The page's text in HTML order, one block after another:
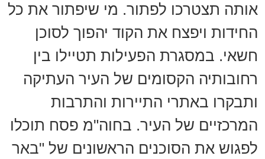
אותה תצטרכו לפתור. מי שיפתור את כל
החידות ויפצח את הקוד יהפוך לסוכן
חשאי. במסגרת הפעילות תטיילו בין
רחובותיה הקסומים של העיר העתיקה
ותבקרו באתרי התיירות והתרבות
המרכזיים של העיר. בחוה"מ פסח תוכלו
לפגוש את הסוכנים הראשונים של "באר